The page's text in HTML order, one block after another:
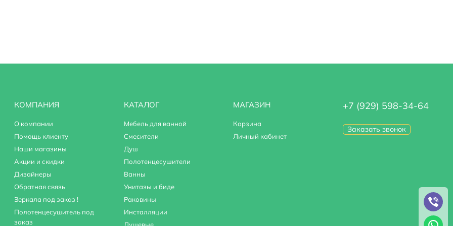
КОМПАНИЯ
О компании
Помощь клиенту
Наши магазины
Акции и скидки
Дизайнеры
Обратная связь
Зеркала под заказ !
Полотенцесушитель под
заказ
КАТАЛОГ
Мебель для ванной
Смесители
Душ
Полотенцесушители
Ванны
Унитазы и биде
Раковины
Инсталляции
МАГАЗИН
Корзина
Личный кабинет
+7 (929) 598-34-64
Заказать звонок